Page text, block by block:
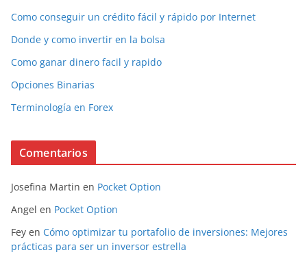
Como conseguir un crédito fácil y rápido por Internet
Donde y como invertir en la bolsa
Como ganar dinero facil y rapido
Opciones Binarias
Terminología en Forex
Comentarios
Josefina Martin en Pocket Option
Angel en Pocket Option
Fey en Cómo optimizar tu portafolio de inversiones: Mejores
prácticas para ser un inversor estrella